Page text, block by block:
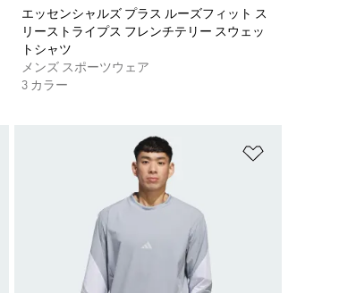
エッセンシャルズ プラス ルーズフィット ス
リーストライプス フレンチテリー スウェッ
トシャツ
メンズ スポーツウェア
3 カラー
ほしいものリストに追加